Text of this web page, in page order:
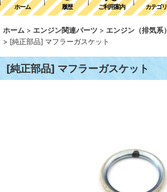
ホーム 履歴 ご利用案内 カテゴリ
ホーム > エンジン関連パーツ > エンジン（排気系）
> [純正部品] マフラーガスケット
[純正部品] マフラーガスケット